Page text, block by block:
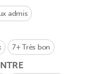
admis
7+Très bon